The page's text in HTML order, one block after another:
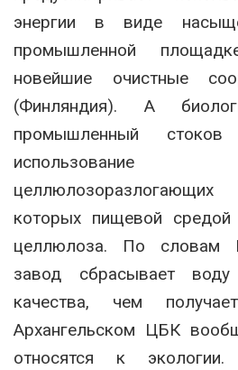
энергии в виде
промышленной
новейшие очистные
(Финляндия). А
промышленный стоков
использование
которых пищевой средой
целлюлоза. По словам
завод сбрасывает
качества, чем
Архангельском ЦБК
относятся к